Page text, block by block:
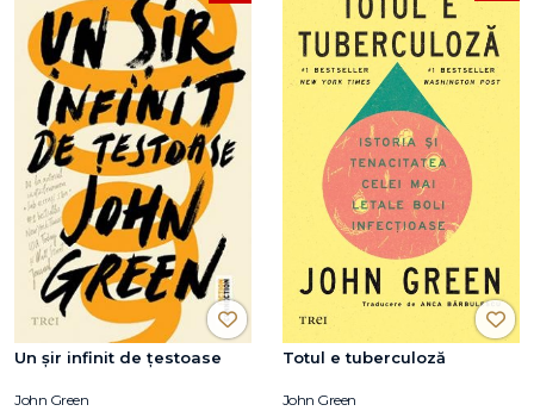
Un șir infinit de țestoase
John Green
Totul e tuberculoză
John Green